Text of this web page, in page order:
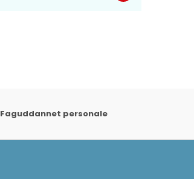
Faguddannet personale